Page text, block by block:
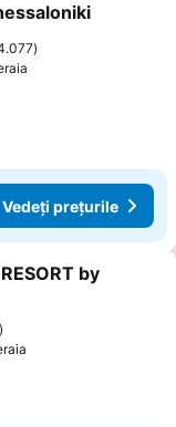
favorite
Vedeți prețurile
favorite
by